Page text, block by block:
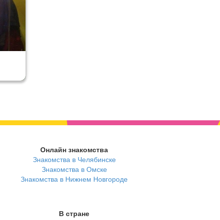
Онлайн знакомства
Знакомства в Челябинске
Знакомства в Омске
Знакомства в Нижнем Новгороде
В стране